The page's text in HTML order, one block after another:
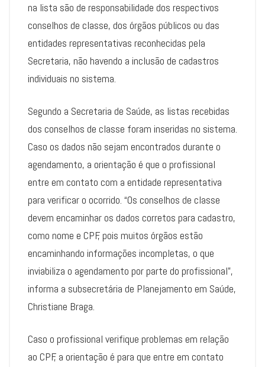
na lista são de responsabilidade dos respectivos
conselhos de classe, dos órgãos públicos ou das
entidades representativas reconhecidas pela
Secretaria, não havendo a inclusão de cadastros
individuais no sistema.
Segundo a Secretaria de Saúde, as listas recebidas
dos conselhos de classe foram inseridas no sistema.
Caso os dados não sejam encontrados durante o
agendamento, a orientação é que o profissional
entre em contato com a entidade representativa
para verificar o ocorrido. “Os conselhos de classe
devem encaminhar os dados corretos para cadastro,
como nome e CPF, pois muitos órgãos estão
encaminhando informações incompletas, o que
inviabiliza o agendamento por parte do profissional”,
informa a subsecretária de Planejamento em Saúde,
Christiane Braga.
Caso o profissional verifique problemas em relação
ao CPF, a orientação é para que entre em contato